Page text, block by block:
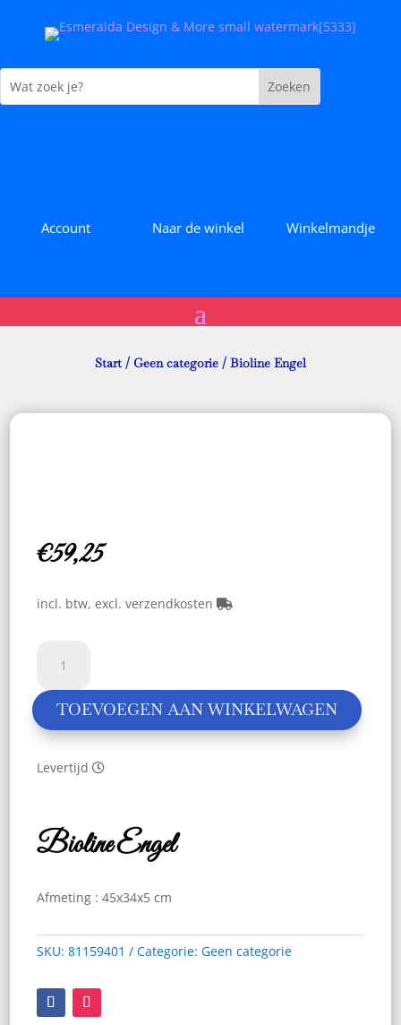
Account Naar de winkel Winkelmandje
Start/ Geen categorie/ Bioline Engel
Bioline Engel
Afmeting : 45x34x5 cm
SKU:81159401 Categorie: Geen categorie
€59,25
incl. btw, excl. verzendkosten
Engel
aantal
TOEVOEGEN AAN WINKELWAGEN
Levertijd